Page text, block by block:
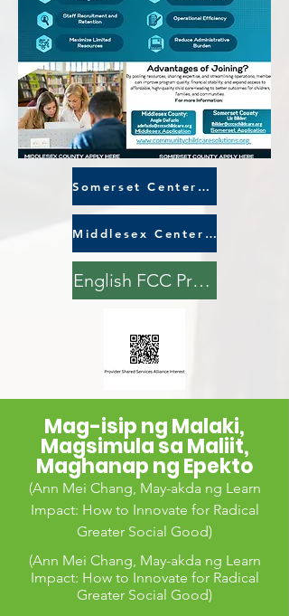
Somerset Centers Apply Here
Middlesex Centers Apply Here
English FCC Providers Apply Here:
Mag-isip ng Malaki,
Magsimula sa Maliit,
Maghanap ng Epekto
(Ann Mei Chang, May-akda ng Learn
Impact: How to Innovate for Radical
Greater Social Good)
(Ann Mei Chang, May-akda ng Learn
Impact: How to Innovate for Radical
Greater Social Good)